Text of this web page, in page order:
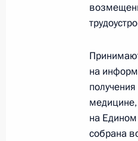
20
«Семья»
на
медицине,
на Едином
собрана